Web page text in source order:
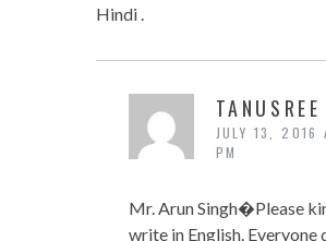
Hindi .
TANUSREE
JULY 13, 2016
PM
Mr. Arun Singh�Please
write in English.